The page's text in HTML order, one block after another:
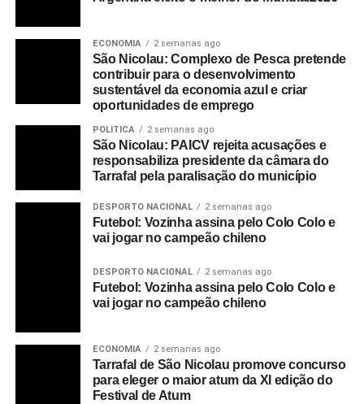
ECONOMIA 2 semanas ago
São Nicolau: Complexo de Pesca pretende
contribuir para o desenvolvimento
sustentável da economia azul e criar
oportunidades de emprego
POLITICA 2 semanas ago
São Nicolau: PAICV rejeita acusações e
responsabiliza presidente da câmara do
Tarrafal pela paralisação do município
DESPORTO NACIONAL 2 semanas ago
Futebol: Vozinha assina pelo Colo Colo e
vai jogar no campeão chileno
DESPORTO NACIONAL 2 semanas ago
Futebol: Vozinha assina pelo Colo Colo e
vai jogar no campeão chileno
ECONOMIA 2 semanas ago
Tarrafal de São Nicolau promove concurso
para eleger o maior atum da XI edição do
Festival de Atum